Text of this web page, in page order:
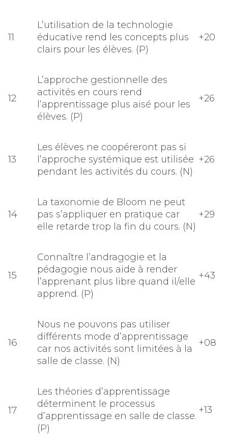
11
L’utilisation de la technologie
éducative rend les concepts plus
clairs pour les élèves. (P)
+20
12
L’approche gestionnelle des
activités en cours rend
l’apprentissage plus aisé pour les
élèves. (P)
+26
13
Les élèves ne coopéreront pas si
l’approche systémique est utilisée
pendant les activités du cours. (N)
+26
14
La taxonomie de Bloom ne peut
pas s’appliquer en pratique car
elle retarde trop la fin du cours. (N)
+29
15
Connaître l’andragogie et la
pédagogie nous aide à render
l’apprenant plus libre quand il/elle
apprend. (P)
+43
16
Nous ne pouvons pas utiliser
différents mode d’apprentissage
car nos activités sont limitées à la
salle de classe. (N)
+08
17
Les théories d’apprentissage
déterminent le processus
d’apprentissage en salle de classe.
(P)
+13